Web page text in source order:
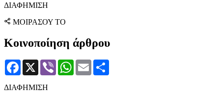
ΔΙΑΦΗΜΙΣΗ
ΜΟΙΡΑΣΟΥ ΤΟ
Κοινοποίηση άρθρου
Facebook
X Viber WhatsApp
Email
ΔΙΑΦΗΜΙΣΗ